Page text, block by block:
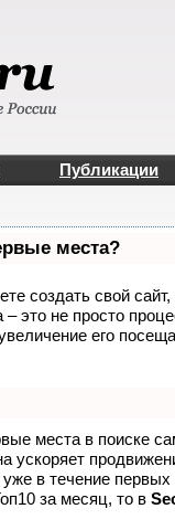
Публикации
места?
создать свой сайт,
– это не просто
его
места в поиске
ускоряет
в течение
за месяц, то в